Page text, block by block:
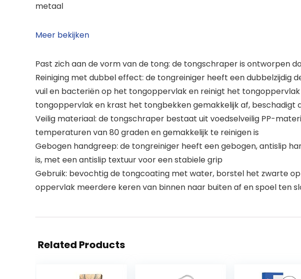
metaal
Meer bekijken
Past zich aan de vorm van de tong: de tongschraper is ontworpen
Reiniging met dubbel effect: de tongreiniger heeft een dubbelzijdig
vuil en bacteriën op het tongoppervlak en reinigt het
tongoppervlak en krast het tongbekken gemakkelijk af, beschadigt
Veilig materiaal: de tongschraper bestaat uit voedselveilig PP-
temperaturen van 80 graden en gemakkelijk te reinigen is
Gebogen handgreep: de tongreiniger heeft een gebogen, antislip
is, met een antislip textuur voor een stabiele grip
Gebruik: bevochtig de tongcoating met water, borstel het zwarte
oppervlak meerdere keren van binnen naar buiten af en spoel ten
Related Products